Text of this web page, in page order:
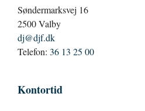
Søndermarksvej 16
2500 Valby
dj@djf.dk
Telefon: 36 13 25 00
Kontortid